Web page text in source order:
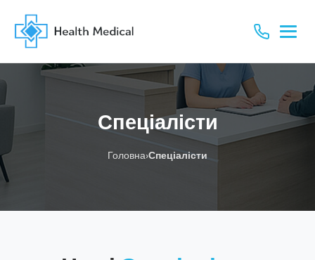
Спеціалісти
Головна›Спеціалісти